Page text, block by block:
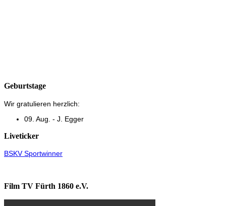
Geburtstage
Wir gratulieren herzlich:
09. Aug. - J. Egger
Liveticker
BSKV Sportwinner
Film TV Fürth 1860 e.V.